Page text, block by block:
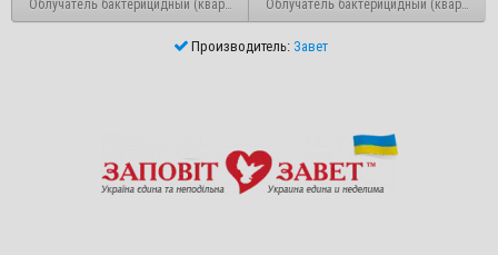
Облучатель бактерицидный (кварцевый) настенный ОБН-150м
Облучатель бактерицидный
Производитель: Завет